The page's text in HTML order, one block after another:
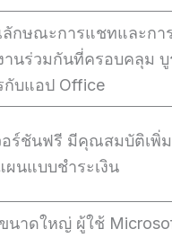
กษณะการแชทและกา
านร่วมกันที่ครอบคลุม
กับแอป Office
อร์ชันฟรี มีคุณสมบัติเพิ่ม
ผนแบบชำระเงิน
นาดใหญ่ ผู้ใช้